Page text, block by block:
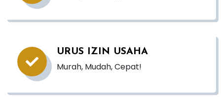
URUS IZIN USAHA
Murah, Mudah, Cepat!